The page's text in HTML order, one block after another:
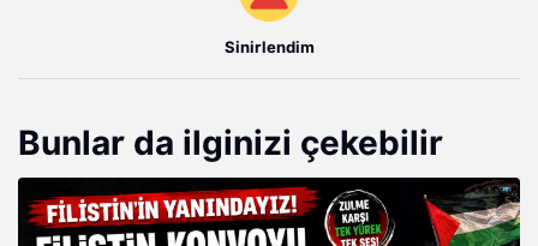
Sinirlendim
Bunlar da ilginizi çekebilir